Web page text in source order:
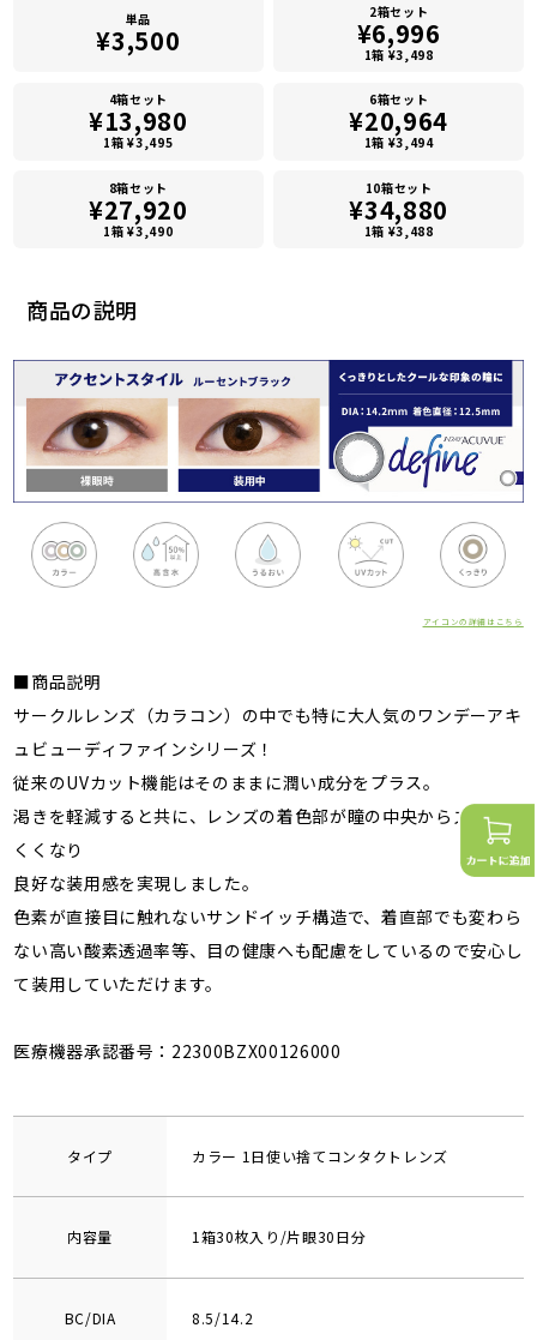
商品の説明
アイコンの詳細はこちら
■商品説明
サークルレンズ（カラコン）の中でも特に大人気のワンデーアキ
ュビューディファインシリーズ！
従来のUVカット機能はそのままに潤い成分をプラス。
渇きを軽減すると共に、レンズの着色部が瞳の中央からズレにに
くくなり
良好な装用感を実現しました。
色素が直接目に触れないサンドイッチ構造で、着直部でも変わら
ない高い酸素透過率等、目の健康へも配慮をしているので安心し
て装用していただけます。
医療機器承認番号：22300BZX00126000
タイプ カラー 1日使い捨てコンタクトレンズ
内容量 1箱30枚入り/片眼30日分
BC/DIA 8.5/14.2
単品
¥3,500
2箱セット
¥6,996
1箱 ¥3,498
4箱セット
¥13,980
1箱 ¥3,495
6箱セット
¥20,964
1箱 ¥3,494
8箱セット
¥27,920
1箱 ¥3,490
10箱セット
¥34,880
1箱 ¥3,488